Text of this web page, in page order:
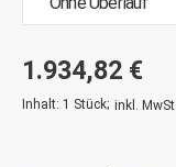
1.934,82 €
Inhalt: 1 Stück; inkl. MwSt